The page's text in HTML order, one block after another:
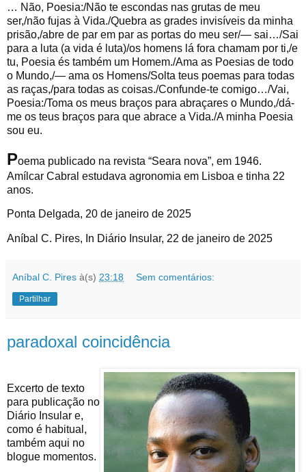
… Não, Poesia:/Não te escondas nas grutas de meu
ser,/não fujas à Vida./Quebra as grades invisíveis da minha
prisão,/abre de par em par as portas do meu ser/— sai…/Sai
para a luta (a vida é luta)/os homens lá fora chamam por ti,/e
tu, Poesia és também um Homem./Ama as Poesias de todo
o Mundo,/— ama os Homens/Solta teus poemas para todas
as raças,/para todas as coisas./Confunde-te comigo…/Vai,
Poesia:/Toma os meus braços para abraçares o Mundo,/dá-
me os teus braços para que abrace a Vida./A minha Poesia
sou eu.
Poema publicado na revista “Seara nova”, em 1946.
Amílcar Cabral estudava agronomia em Lisboa e tinha 22
anos.
Ponta Delgada, 20 de janeiro de 2025
Aníbal C. Pires, In Diário Insular, 22 de janeiro de 2025
Aníbal C. Pires à(s) 23:18 Sem comentários:
Partilhar
paradoxal coincidência
Excerto de texto
para publicação no
Diário Insular e,
como é habitual,
também aqui no
blogue momentos.